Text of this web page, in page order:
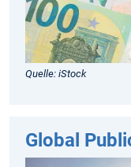
Quelle: iStock
Global